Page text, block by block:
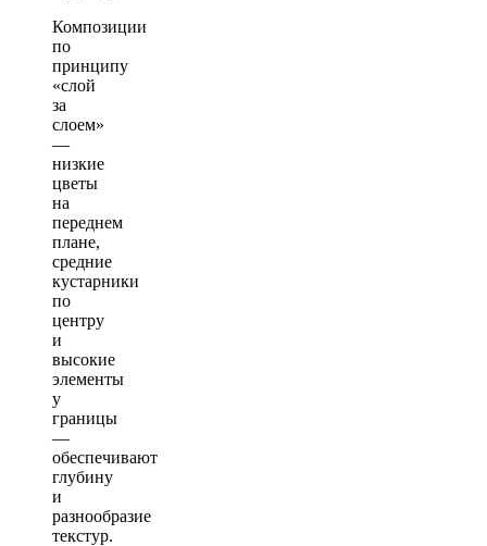
Композиции
по
принципу
«слой
за
слоем»
—
низкие
цветы
на
переднем
плане,
средние
кустарники
по
центру
и
высокие
элементы
у
границы
—
обеспечивают
глубину
и
разнообразие
текстур.